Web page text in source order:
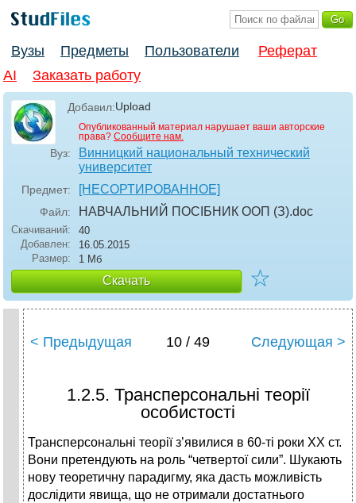
Вузы Предметы Пользователи
Реферат
AI
Заказать работу
Добавил:Upload
Опубликованный материал нарушает ваши авторские
права? Сообщите нам.
Вуз:
Винницкий национальный технический
университет
Предмет: [НЕСОРТИРОВАННОЕ]
Файл: НАВЧАЛЬНИЙ ПОСІБНИК ООП (З).doc
Скачиваний:
40
Добавлен:
16.05.2015
Размер:
1 Мб
Скачать ☆
< Предыдущая 10 / 49 Следующая >
1.2.5. Трансперсональні теорії
особистості
Трансперсональні теорії з’явилися в 60-ті роки ХХ ст.
Вони претендують на роль “четвертої сили”. Шукають
нову теоретичну парадигму, яка дасть можливість
дослідити явища, що не отримали достатнього